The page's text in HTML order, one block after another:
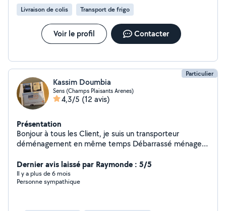
Livraison de colis Transport de frigo
Voir le profil Contacter
Particulier
Kassim Doumbia
Sens (Champs Plaisants Arenes)
4,3/5 (12 avis)
Présentation
Bonjour à tous les Client, je suis un transporteur
déménagement en même temps Débarrassé ménage,
Kassim
Dernier avis laissé par Raymonde : 5/5
Il y a plus de 6 mois
Personne sympathique